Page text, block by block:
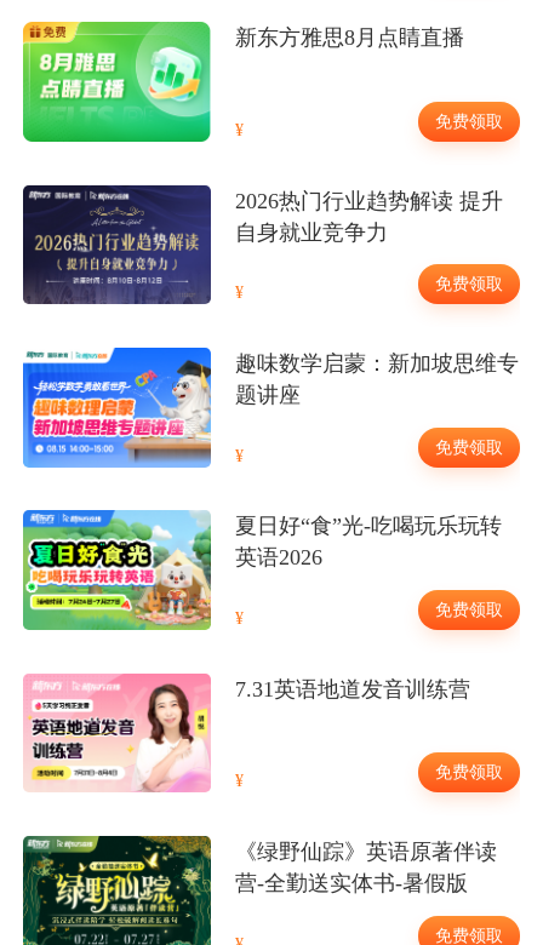
新东方雅思8月点睛直播
免费领取
2026热门行业趋势解读 提升
自身就业竞争力
免费领取
趣味数学启蒙：新加坡思维专
题讲座
免费领取
夏日好“食”光-吃喝玩乐玩转
英语2026
免费领取
7.31英语地道发音训练营
免费领取
《绿野仙踪》英语原著伴读
营-全勤送实体书-暑假版
免费领取